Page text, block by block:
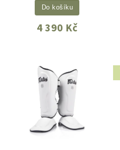
4 390 Kč
Do košíku